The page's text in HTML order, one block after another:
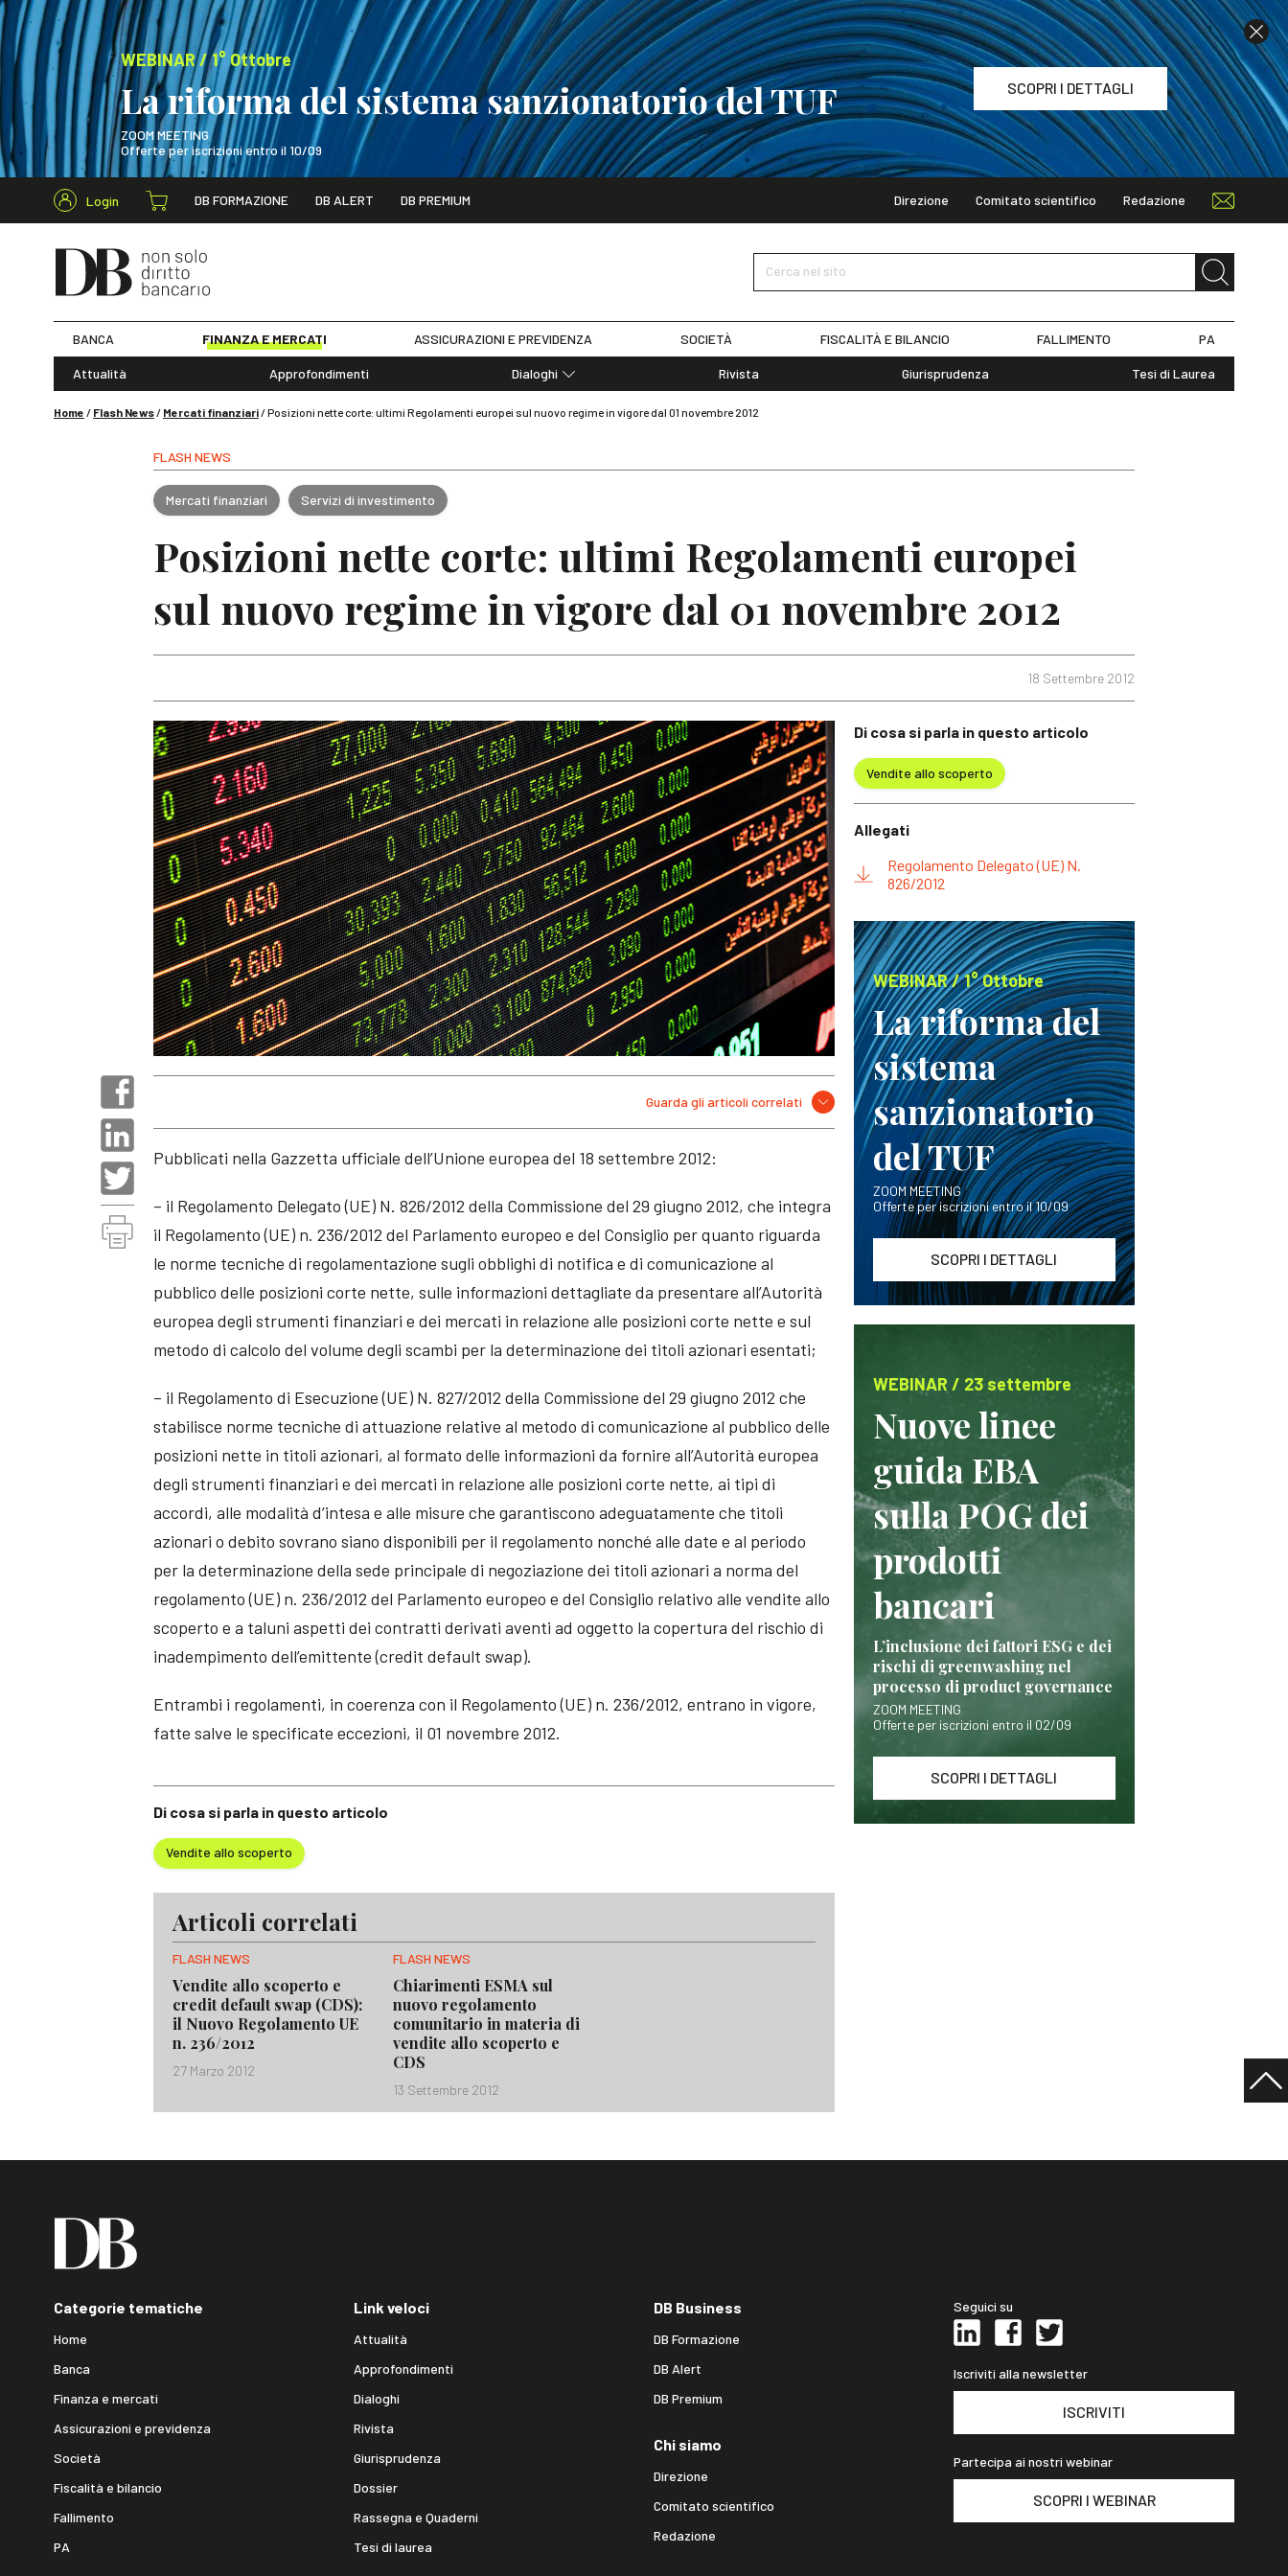
WEBINAR / 1° Ottobre
La riforma del sistema sanzionatorio del TUF
ZOOM MEETING
Offerte per iscrizioni entro il 10/09
SCOPRI I DETTAGLI
WEBINAR / 1° Ottobre
Login DB FORMAZIONE DB ALERT DB PREMIUM Direzione Comitato scientifico Redazione
Cerca nel sito
BANCA FINANZA E MERCATI ASSICURAZIONI E PREVIDENZA SOCIETÀ FISCALITÀ E BILANCIO FALLIMENTO PA
Attualità Approfondimenti
Dialoghi
Rivista Giurisprudenza Tesi di Laurea
Home / Flash News/ Mercati finanziari/Posizioni nette corte: ultimi Regolamenti europei sul nuovo regime in vigore dal 01 novembre 2012
FLASH NEWS
Mercati finanziari Servizi di investimento
Posizioni nette corte: ultimi Regolamenti europei
sul nuovo regime in vigore dal 01 novembre 2012
18 Settembre 2012
Di cosa si parla in questo articolo
Vendite allo scoperto
Guarda gli articoli correlati
Pubblicati nella Gazzetta ufficiale dell’Unione europea del 18 settembre 2012:
– il Regolamento Delegato (UE) N. 826/2012 della Commissione del 29 giugno 2012, che integra
il Regolamento (UE) n. 236/2012 del Parlamento europeo e del Consiglio per quanto riguarda
le norme tecniche di regolamentazione sugli obblighi di notifica e di comunicazione al
pubblico delle posizioni corte nette, sulle informazioni dettagliate da presentare all’Autorità
europea degli strumenti finanziari e dei mercati in relazione alle posizioni corte nette e sul
metodo di calcolo del volume degli scambi per la determinazione dei titoli azionari esentati;
– il Regolamento di Esecuzione (UE) N. 827/2012 della Commissione del 29 giugno 2012 che
stabilisce norme tecniche di attuazione relative al metodo di comunicazione al pubblico delle
posizioni nette in titoli azionari, al formato delle informazioni da fornire all’Autorità europea
degli strumenti finanziari e dei mercati in relazione alle posizioni corte nette, ai tipi di
accordi, alle modalità d’intesa e alle misure che garantiscono adeguatamente che titoli
azionari o debito sovrano siano disponibili per il regolamento nonché alle date e al periodo
per la determinazione della sede principale di negoziazione dei titoli azionari a norma del
regolamento (UE) n. 236/2012 del Parlamento europeo e del Consiglio relativo alle vendite allo
scoperto e a taluni aspetti dei contratti derivati aventi ad oggetto la copertura del rischio di
inadempimento dell’emittente (credit default swap).
Entrambi i regolamenti, in coerenza con il Regolamento (UE) n. 236/2012, entrano in vigore,
fatte salve le specificate eccezioni, il 01 novembre 2012.
Articoli correlati
FLASH NEWS
Vendite allo scoperto e
credit default swap (CDS):
il Nuovo Regolamento UE
n. 236/2012
27 Marzo 2012
FLASH NEWS
Chiarimenti ESMA sul
nuovo regolamento
comunitario in materia di
vendite allo scoperto e
CDS
13 Settembre 2012
Di cosa si parla in questo articolo
Vendite allo scoperto
Allegati
Regolamento Delegato (UE) N.
826/2012
WEBINAR / 1° Ottobre
La riforma del
sistema
sanzionatorio
del TUF
ZOOM MEETING
Offerte per iscrizioni entro il 10/09
SCOPRI I DETTAGLI
WEBINAR / 23 settembre
Nuove linee
guida EBA
sulla POG dei
prodotti
bancari
L’inclusione dei fattori ESG e dei
rischi di greenwashing nel
processo di product governance
ZOOM MEETING
Offerte per iscrizioni entro il 02/09
SCOPRI I DETTAGLI
Categorie tematiche
Home
Banca
Finanza e mercati
Assicurazioni e previdenza
Società
Fiscalità e bilancio
Fallimento
PA
Link veloci
Attualità
Approfondimenti
Dialoghi
Rivista
Giurisprudenza
Dossier
Rassegna e Quaderni
Tesi di laurea
DB Business
DB Formazione
DB Alert
DB Premium
Chi siamo
Direzione
Comitato scientifico
Redazione
Seguici su
Iscriviti alla newsletter
ISCRIVITI
Partecipa ai nostri webinar
SCOPRI I WEBINAR